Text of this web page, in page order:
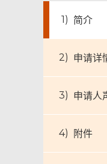
简介
申请详
申请人
附件